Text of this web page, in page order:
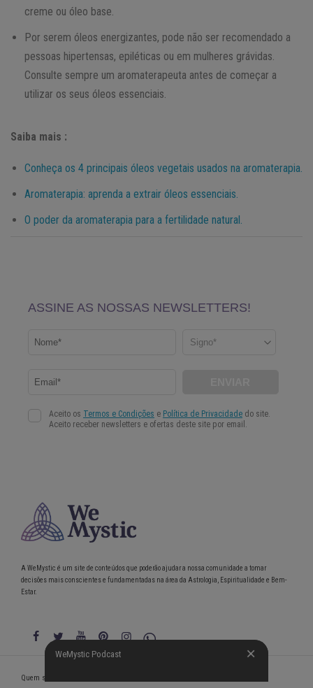
creme ou óleo base.
Por serem óleos energizantes, pode não ser recomendado a
pessoas hipertensas, epiléticas ou em mulheres grávidas.
Consulte sempre um aromaterapeuta antes de começar a
utilizar os seus óleos essenciais.
Saiba mais :
Conheça os 4 principais óleos vegetais usados na aromaterapia.
Aromaterapia: aprenda a extrair óleos essenciais.
O poder da aromaterapia para a fertilidade natural.
WeMystic Podcast
A WeMystic é um site de conteúdos que poderão ajudar a nossa comunidade a tomar
decisões mais conscientes e fundamentadas na área da Astrologia, Espiritualidade e Bem-
Estar.
WeMystic Podcast
Quem somos